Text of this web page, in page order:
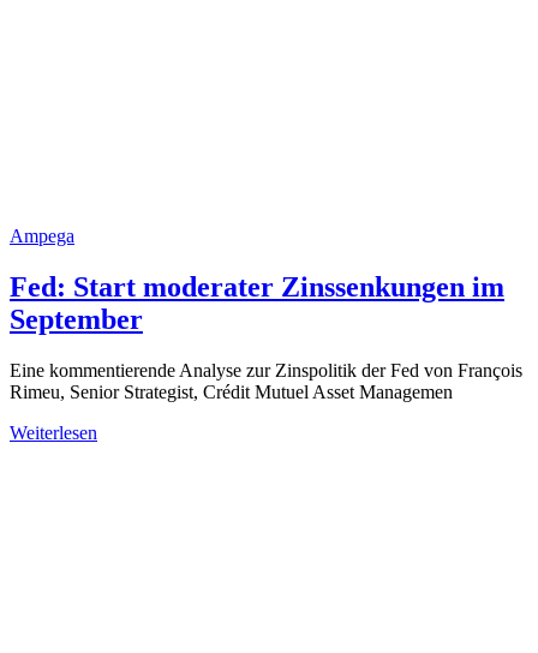
Ampega
Fed: Start moderater Zinssenkungen im
September
Eine kommentierende Analyse zur Zinspolitik der Fed von François
Rimeu, Senior Strategist, Crédit Mutuel Asset Managemen
Weiterlesen